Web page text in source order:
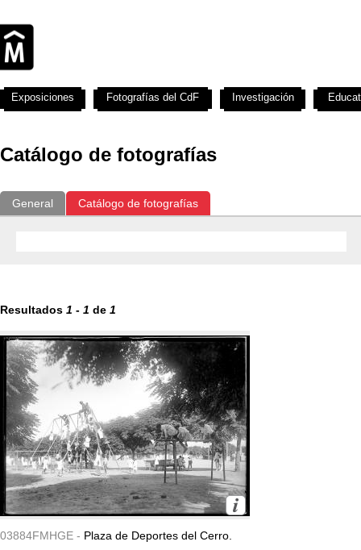
Catálogo de fotografías
General Catálogo de fotografías
Resultados 1 - 1 de 1
03884FMHGE - Plaza de Deportes del Cerro.
Exposiciones Fotografías del CdF Investigación